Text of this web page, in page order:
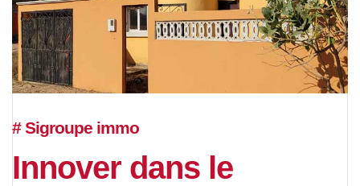
# Sigroupe immo
Innover dans le